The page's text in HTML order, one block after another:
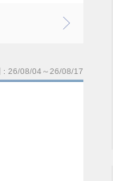
26/08/04～26/08/17